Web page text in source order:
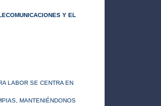
Y EL
LABOR SE CENTRA EN
MANTENIÉNDONOS